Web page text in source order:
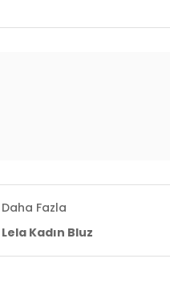
Daha Fazla
Lela Kadın Bluz